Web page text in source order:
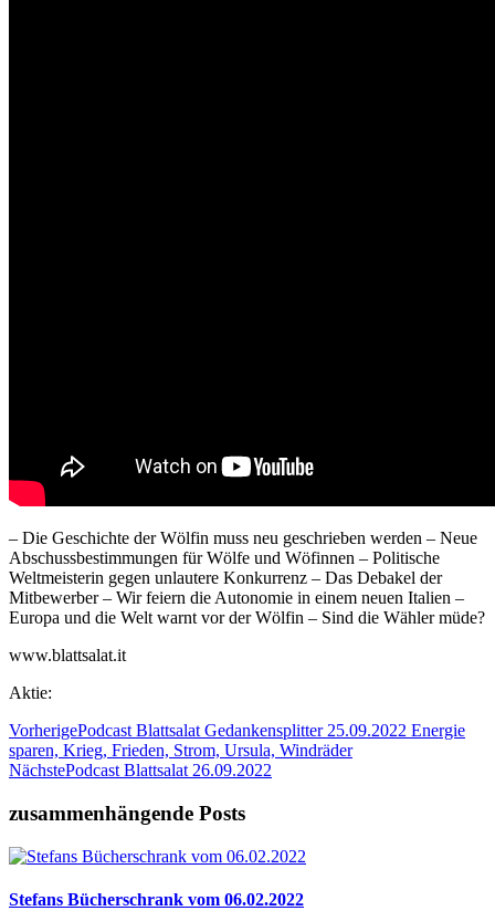
– Die Geschichte der Wölfin muss neu geschrieben werden – Neue
Abschussbestimmungen für Wölfe und Wöfinnen – Politische
Weltmeisterin gegen unlautere Konkurrenz – Das Debakel der
Mitbewerber – Wir feiern die Autonomie in einem neuen Italien –
Europa und die Welt warnt vor der Wölfin – Sind die Wähler müde?
www.blattsalat.it
Aktie:
VorherigePodcast Blattsalat Gedankensplitter 25.09.2022 Energie
sparen, Krieg, Frieden, Strom, Ursula, Windräder
NächstePodcast Blattsalat 26.09.2022
zusammenhängende Posts
Stefans Bücherschrank vom 06.02.2022